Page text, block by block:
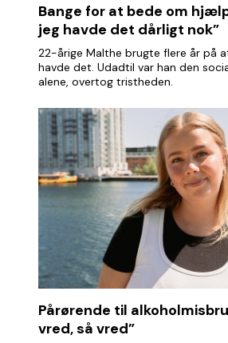
Bange for at bede om
jeg havde det dårligt nok”
22-årige Malthe brugte flere år på
havde det. Udadtil var han den
alene, overtog tristheden.
Pårørende til
vred, så vred”